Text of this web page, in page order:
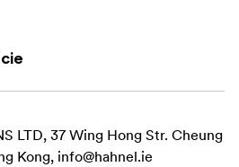
LTD, 37 Wing Hong Str. Cheung
Kong, info@hahnel.ie